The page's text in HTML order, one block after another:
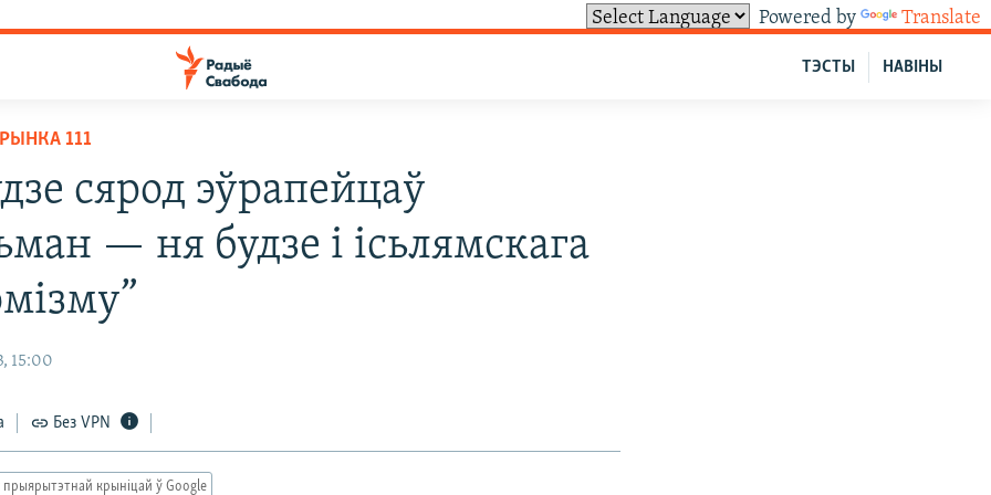
Powered by Translate
НАВІНЫ
ТЭСТЫ
111
сярод эўрапейцаў
— ня будзе і ісьлямскага
15:00
Без VPN
прыярытэтнай крыніцай ў Google